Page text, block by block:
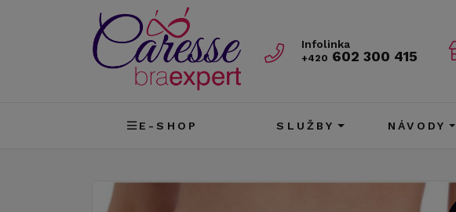
Infolinka
+420 602 300 415
E-SHOP SLUŽBY NÁVODY